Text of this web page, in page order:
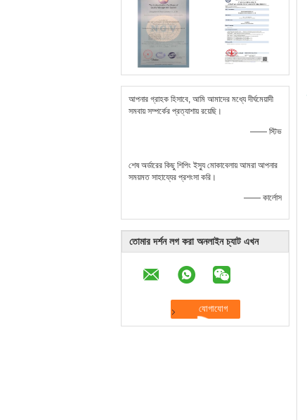
আপনার গ্রাহক হিসাবে, আমি আমাদের মধ্যে দীর্ঘমেয়াদী
সমবায় সম্পর্কের প্রত্যাশায় রয়েছি।
—— স্টিভ
শেষ অর্ডারের কিছু শিপিং ইস্যু মোকাবেলায় আমরা আপনার
সময়মত সাহায্যের প্রশংসা করি।
—— কার্লোস
তোমার দর্শন লগ করা অনলাইন চ্যাট এখন